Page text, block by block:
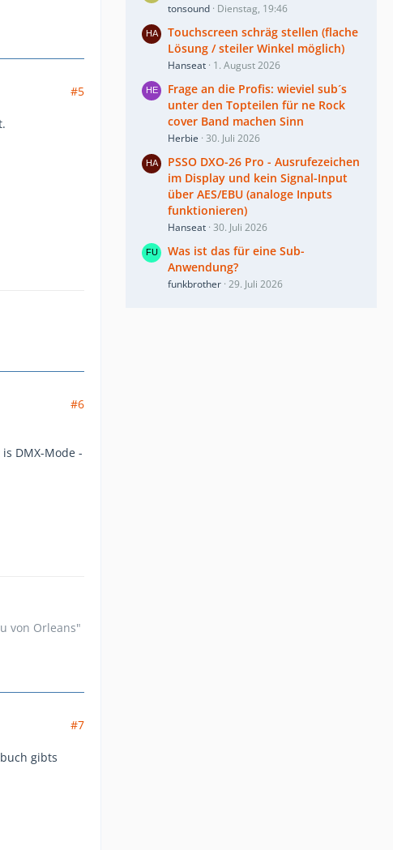
#5
#6
DMX-Mode -
von Orleans"
#7
gibts
tonsound Dienstag, 19:46
Touchscreen schräg stellen (flache
Lösung / steiler Winkel möglich)
Hanseat 1. August 2026
Frage an die Profis: wieviel sub´s
unter den Topteilen für ne Rock
cover Band machen Sinn
Herbie 30. Juli 2026
PSSO DXO-26 Pro - Ausrufezeichen
im Display und kein Signal-Input
über AES/EBU (analoge Inputs
funktionieren)
Hanseat 30. Juli 2026
Was ist das für eine Sub-
Anwendung?
funkbrother 29. Juli 2026